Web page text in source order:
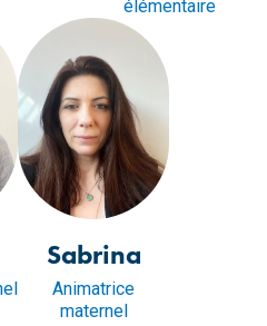
élémentaire
Sabrina
Animatrice
maternel